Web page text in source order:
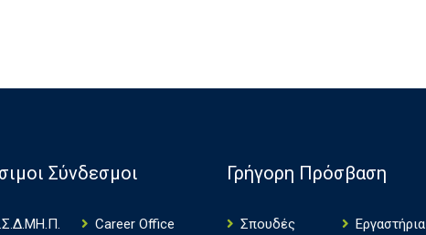
Σύνδεσμοι
Career Office
Γρήγορη Πρόσβαση
Σπουδές
Εργαστήρια